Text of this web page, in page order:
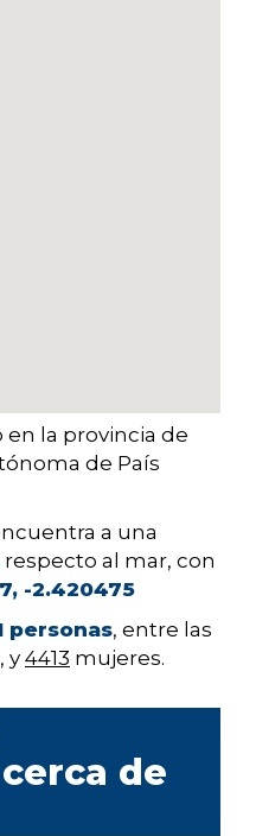
en la provincia de
de País
a una
respecto al mar, con
-2.420475
personas, entre las
y 4413 mujeres.
de